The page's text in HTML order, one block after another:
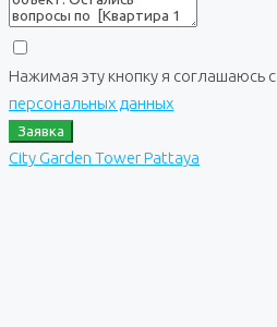
Нажимая эту кнопку я соглашаюсь с
персональных данных
Заявка
City Garden Tower Pattaya